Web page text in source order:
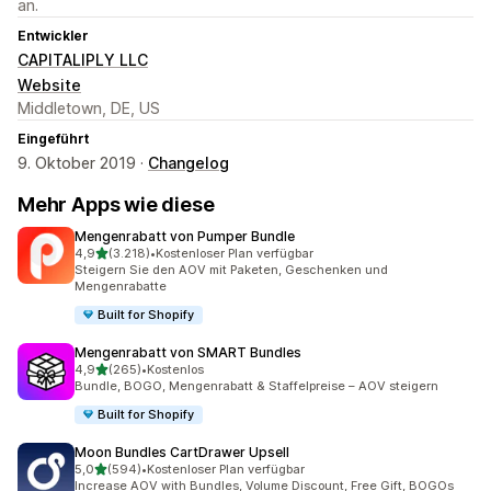
an.
Entwickler
CAPITALIPLY LLC
Website
Middletown, DE, US
Eingeführt
9. Oktober 2019 · Changelog
Mehr Apps wie diese
Mengenrabatt von Pumper Bundle
4,9von 5 Sternen
(3.218)
3218 Rezensionen insgesamt
•Kostenloser Plan verfügbar
Steigern Sie den AOV mit Paketen, Geschenken und
Mengenrabatte
Built for Shopify
Mengenrabatt von SMART Bundles
4,9von 5 Sternen
(265)
265 Rezensionen insgesamt
•Kostenlos
Bundle, BOGO, Mengenrabatt & Staffelpreise – AOV steigern
Built for Shopify
Moon Bundles CartDrawer Upsell
5,0von 5 Sternen
(594)
594 Rezensionen insgesamt
•Kostenloser Plan verfügbar
Increase AOV with Bundles, Volume Discount, Free Gift, BOGOs